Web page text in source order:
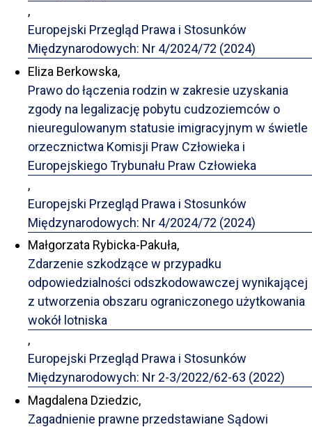
,
Europejski Przegląd Prawa i Stosunków
Międzynarodowych: Nr 4/2024/72 (2024)
Eliza Berkowska,
Prawo do łączenia rodzin w zakresie uzyskania
zgody na legalizację pobytu cudzoziemców o
nieuregulowanym statusie imigracyjnym w świetle
orzecznictwa Komisji Praw Człowieka i
Europejskiego Trybunału Praw Człowieka
,
Europejski Przegląd Prawa i Stosunków
Międzynarodowych: Nr 4/2024/72 (2024)
Małgorzata Rybicka-Pakuła,
Zdarzenie szkodzące w przypadku
odpowiedzialności odszkodowawczej wynikającej
z utworzenia obszaru ograniczonego użytkowania
wokół lotniska
,
Europejski Przegląd Prawa i Stosunków
Międzynarodowych: Nr 2-3/2022/62-63 (2022)
Magdalena Dziedzic,
Zagadnienie prawne przedstawiane Sądowi